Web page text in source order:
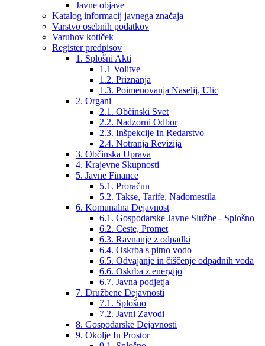
Javne objave
Katalog informacij javnega značaja
Varstvo osebnih podatkov
Varuhov kotiček
Register predpisov
1. Splošni Akti
1.1 Volitve
1.2. Priznanja
1.3. Poimenovanja Naselij, Ulic
2. Organi
2.1. Občinski Svet
2.2. Nadzorni Odbor
2.3. Inšpekcije In Redarstvo
2.4. Notranja Revizija
3. Občinska Uprava
4. Krajevne Skupnosti
5. Javne Finance
5.1. Proračun
5.2. Takse, Tarife, Nadomestila
6. Komunalna Dejavnost
6.1. Gospodarske Javne Službe - Splošno
6.2. Ceste, Promet
6.3. Ravnanje z odpadki
6.4. Oskrba s pitno vodo
6.5. Odvajanje in čiščenje odpadnih voda
6.6. Oskrba z energijo
6.7. Javna podjetja
7. Družbene Dejavnosti
7.1. Splošno
7.2. Javni Zavodi
8. Gospodarske Dejavnosti
9. Okolje In Prostor